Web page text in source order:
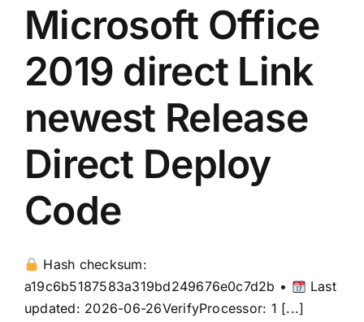
Microsoft Office
2019 direct Link
newest Release
Direct Deploy
Code
Hash checksum:
a19c6b5187583a319bd249676e0c7d2b •
Last
updated: 2026-06-26VerifyProcessor: 1 [...]